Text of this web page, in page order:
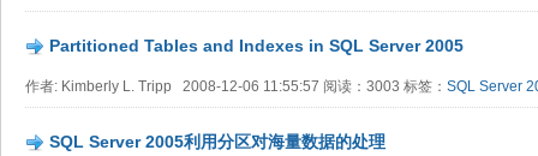
Partitioned Tables and Indexes in SQL Server 2005
作者: Kimberly L. Tripp 2008-12-06 11:55:57 阅读：3003 标签： SQL Server
SQL Server 2005利用分区对海量数据的处理